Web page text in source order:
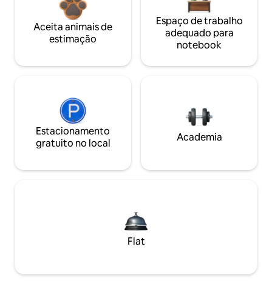
Aceita animais de
estimação
Espaço de trabalho
adequado para
notebook
Estacionamento
gratuito no local
Academia
Flat